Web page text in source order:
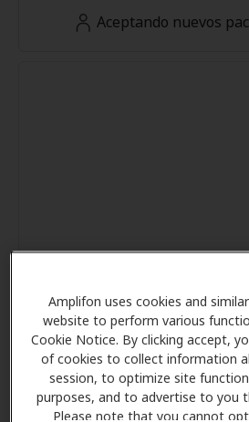
Amplifon uses cookies and
website to perform various
Cookie Notice. By clicking accept,
of cookies to collect information
session, to optimize site
purposes, and to advertise to you
Please note that you cannot
Aceptando nuevos